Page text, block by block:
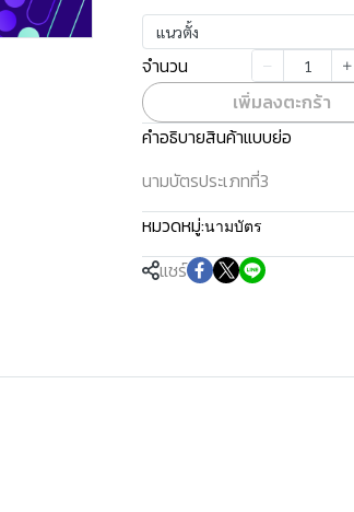
แนวตั้ง
จำนวน
เพิ่มลงตะกร้า
คำอธิบายสินค้าแบบย่อ
นามบัตรประเภทที่3
หมวดหมู่:นามบัตร
แชร์